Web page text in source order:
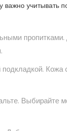
важно учитывать
Кожа
Выбирайте